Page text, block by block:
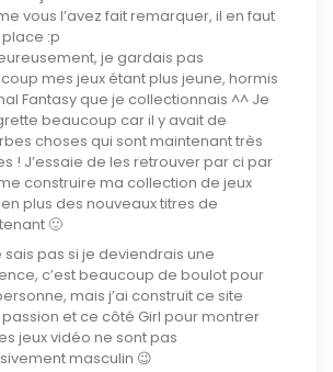
vous l’avez fait remarquer, il en faut
:p
je gardais pas
mes jeux étant plus jeune, hormis
Fantasy que je collectionnais ^^ Je
beaucoup car il y avait de
choses qui sont maintenant très
! J’essaie de les retrouver par ci par
construire ma collection de jeux
plus des nouveaux titres de
🙂
sais pas si je deviendrais une
c’est beaucoup de boulot pour
mais j’ai construit ce site
et ce côté Girl pour montrer
jeux vidéo ne sont pas
masculin 😉